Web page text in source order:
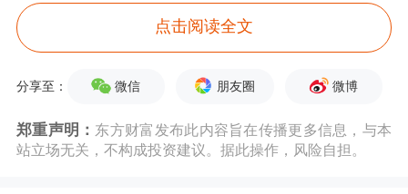
9.1%；归属于母公司股东的净利润
1266.07亿元，同比大幅增长47.8%；营
业收入10289.25亿元，同比增长
12.6%。拟派发2024年末期股息每股现
点击阅读全文
分享至： 微信 朋友圈 微博
郑重声明： 东方财富发布此内容旨在传播更多信息，与本
站立场无关，不构成投资建议。据此操作，风险自担。